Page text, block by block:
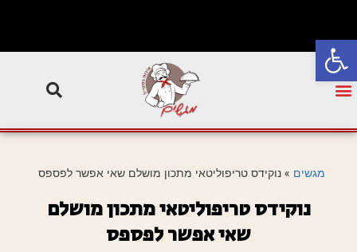
פתח סרגל נגישות
מגשים » נוקידס טריפוליטאי מתכון מושלם שאי אפשר לפספס
נוקידס טריפוליטאי מתכון מושלם
שאי אפשר לפספס